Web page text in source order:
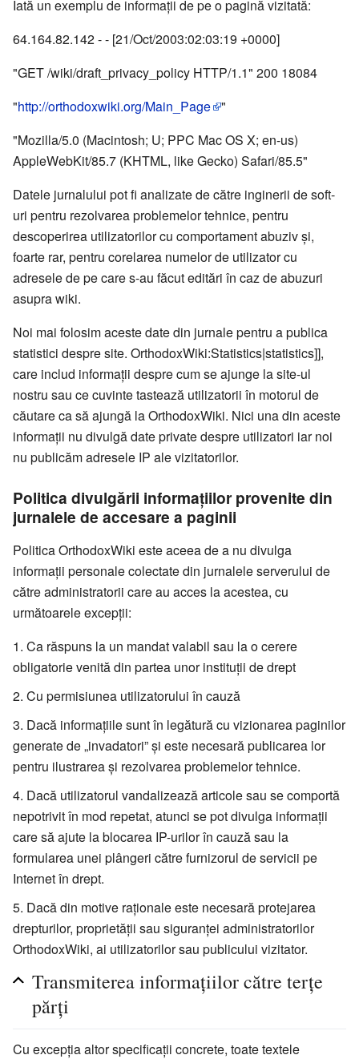
Iată un exemplu de informații de pe o pagină vizitată:
64.164.82.142 - - [21/Oct/2003:02:03:19 +0000]
"GET /wiki/draft_privacy_policy HTTP/1.1" 200 18084
"http://orthodoxwiki.org/Main_Page "
"Mozilla/5.0 (Macintosh; U; PPC Mac OS X; en-us)
AppleWebKit/85.7 (KHTML, like Gecko) Safari/85.5"
Datele jurnalului pot fi analizate de către inginerii de soft-
uri pentru rezolvarea problemelor tehnice, pentru
descoperirea utilizatorilor cu comportament abuziv și,
foarte rar, pentru corelarea numelor de utilizator cu
adresele de pe care s-au făcut editări în caz de abuzuri
asupra wiki.
Noi mai folosim aceste date din jurnale pentru a publica
statistici despre site. OrthodoxWiki:Statistics|statistics]],
care includ informații despre cum se ajunge la site-ul
nostru sau ce cuvinte tastează utilizatorii în motorul de
căutare ca să ajungă la OrthodoxWiki. Nici una din aceste
informații nu divulgă date private despre utilizatori iar noi
nu publicăm adresele IP ale vizitatorilor.
Politica divulgării informațiilor provenite din
jurnalele de accesare a paginii
Politica OrthodoxWiki este aceea de a nu divulga
informații personale colectate din jurnalele serverului de
către administratorii care au acces la acestea, cu
următoarele excepții:
Ca răspuns la un mandat valabil sau la o cerere
obligatorie venită din partea unor instituții de drept
Cu permisiunea utilizatorului în cauză
Dacă informațiile sunt în legătură cu vizionarea paginilor
generate de „invadatori” și este necesară publicarea lor
pentru ilustrarea și rezolvarea problemelor tehnice.
Dacă utilizatorul vandalizează articole sau se comportă
nepotrivit în mod repetat, atunci se pot divulga informații
care să ajute la blocarea IP-urilor în cauză sau la
formularea unei plângeri către furnizorul de servicii pe
Internet în drept.
Dacă din motive raționale este necesară protejarea
drepturilor, proprietății sau siguranței administratorilor
OrthodoxWiki, ai utilizatorilor sau publicului vizitator.
Transmiterea informațiilor către terțe
părți
Cu excepția altor specificații concrete, toate textele